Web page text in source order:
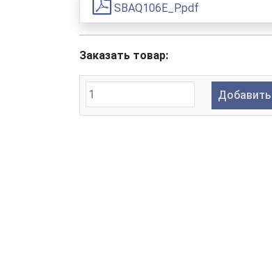
SBAQ106E_P.pdf
Заказать товар: